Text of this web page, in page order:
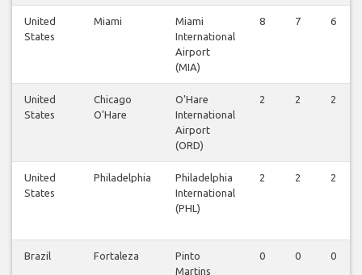
United
States
Miami
Miami
International
Airport
(MIA)
8 7 6
United
States
Chicago
O'Hare
O'Hare
International
Airport
(ORD)
2 2 2
United
States
Philadelphia
Philadelphia
International
(PHL)
2 2 2
Brazil Fortaleza
Pinto
Martins
0 0 0